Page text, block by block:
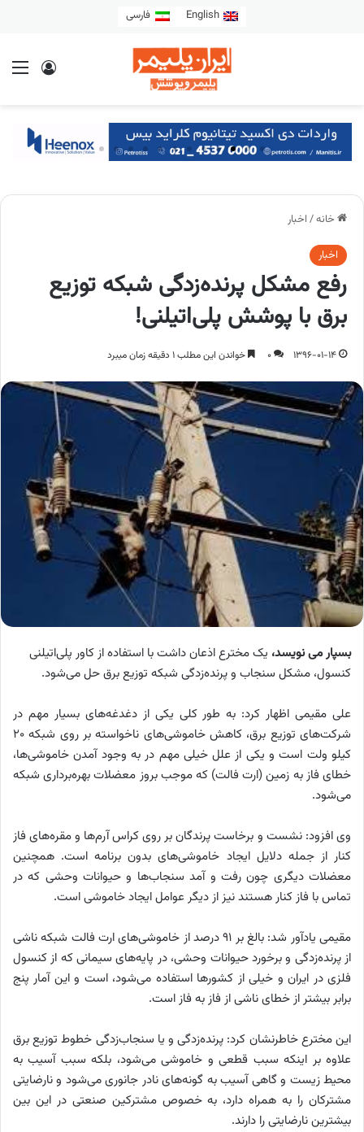
English فارسی
خانه/ اخبار
اخبار
رفع مشکل پرنده‌زدگی شبکه توزیع
برق با پوشش پلی‌اتیلنی!
1396-01-14
0 خواندن این مطلب 1 دقیقه زمان میبرد
بسپار می نویسد، یک مخترع اذعان داشت با استفاده از کاور پلی‌اتیلنی
کنسول، مشکل سنجاب و پرنده‌زدگی شبکه توزیع برق حل می‌شود.
علی مقیمی اظهار کرد: به طور کلی یکی از دغدغه‌های بسیار مهم در
شرکت‌های توزیع برق، کاهش خاموشی‌های ناخواسته بر روی شبکه 20
کیلو ولت است و یکی از علل خیلی مهم در به وجود آمدن خاموشی‌ها،
خطای فاز به زمین (ارت فالت) که موجب بروز معضلات بهره‌برداری شبکه
می‌شود.
وی افزود: نشست و برخاست پرندگان بر روی کراس‌ آرم‌ها و مقره‌های فاز
کنار از جمله دلایل ایجاد خاموشی‌های‌ بدون برنامه است. همچنین
معضلات دیگری چون رفت ‌و آمد سنجاب‌ها و حیوانات وحشی که در
تماس با فاز کنار هستند نیز از دیگر عوامل ایجاد خاموشی است.
مقیمی یادآور شد: بالغ بر 91 درصد از خاموشی‌های ارت فالت شبکه ناشی
از پرنده‌زدگی و برخورد حیوانات وحشی، در پایه‌های سیمانی که از کنسول
فلزی در ایران و خیلی از کشورها استفاده می‌شود، است و این آمار پنج
برابر بیشتر از خطای ناشی از فاز به فاز است.
این مخترع خاطرنشان کرد: پرنده‌زدگی و یا سنجاب‌زدگی خطوط توزیع برق
علاوه بر اینکه سبب قطعی و خاموشی می‌شود، بلکه سبب آسیب به
محیط زیست و گاهی آسیب به گونه‌های نادر جانوری می‌شود و نارضایتی
مشترکان را به همراه دارد، به خصوص مشترکین صنعتی در این بین
بیشترین نارضایتی را دارند.